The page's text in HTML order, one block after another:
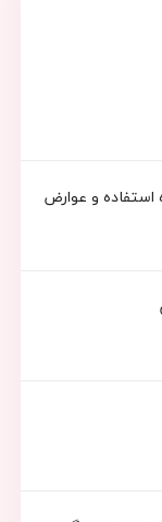
استفاده و عوارض